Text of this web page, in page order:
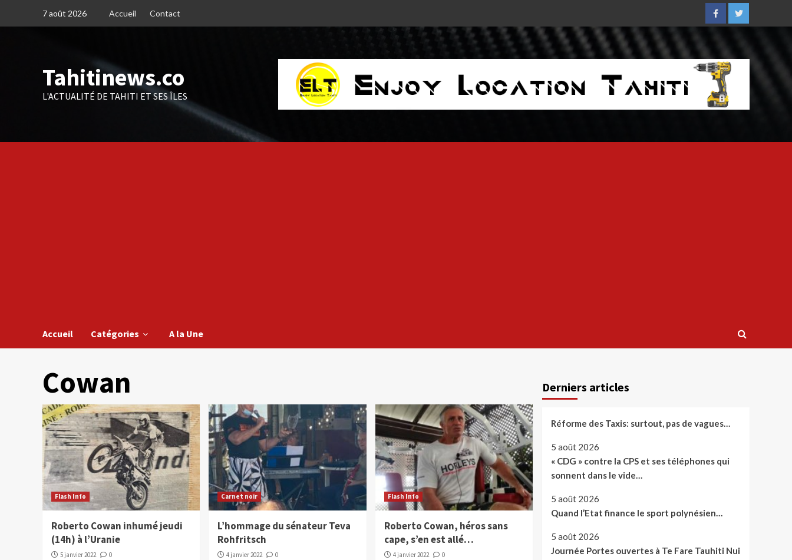
7 août 2026 Accueil Contact
FacebookTwitter
Tahitinews.co
L'ACTUALITÉ DE TAHITI ET SES ÎLES
Accueil Catégories A la Une
Cowan
Flash Info
Roberto Cowan inhumé jeudi
(14h) à l’Uranie
5 janvier 2022 0
Carnet noir
L’hommage du sénateur Teva
Rohfritsch
4 janvier 2022 0
Flash Info
Roberto Cowan, héros sans
cape, s’en est allé…
4 janvier 2022 0
Derniers articles
Réforme des Taxis: surtout, pas de vagues…
5 août 2026
« CDG » contre la CPS et ses téléphones qui
sonnent dans le vide…
5 août 2026
Quand l’Etat finance le sport polynésien…
5 août 2026
Journée Portes ouvertes à Te Fare Tauhiti Nui